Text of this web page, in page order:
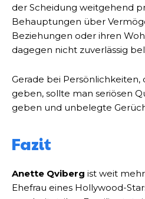
der Scheidung weitgehend
Behauptungen über
Beziehungen oder ihren
dagegen nicht zuverlässig
Gerade bei Persönlichkeiten,
geben, sollte man seriösen
geben und unbelegte
Fazit
Anette Qviberg ist weit
Ehefrau eines Hollywood-